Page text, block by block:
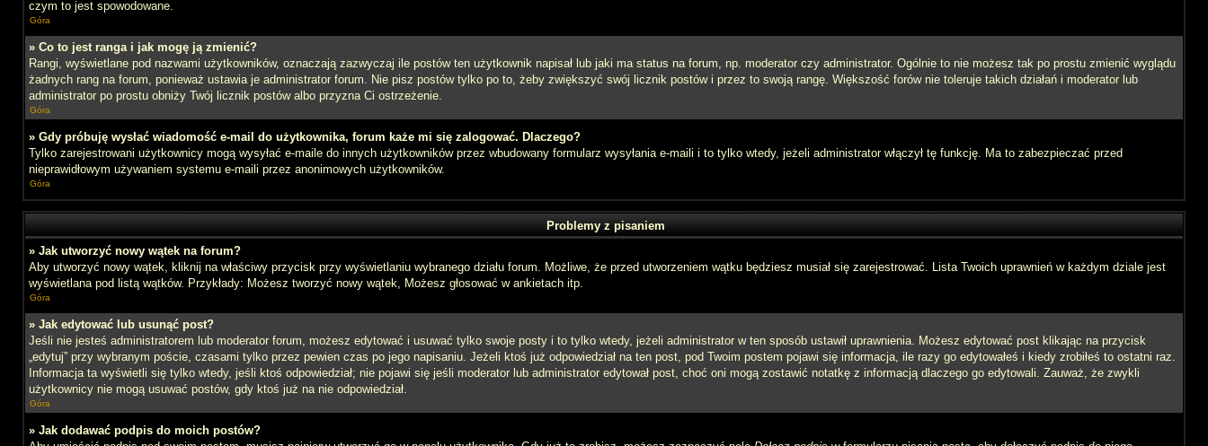
czym to jest spowodowane.
Góra
» Co to jest ranga i jak mogę ją zmienić?
Rangi, wyświetlane pod nazwami użytkowników, oznaczają zazwyczaj ile postów ten użytkownik napisał lub jaki ma status na forum, np. moderator czy administrator. Ogólnie to nie możesz tak po prostu zmienić wyglądu
żadnych rang na forum, ponieważ ustawia je administrator forum. Nie pisz postów tylko po to, żeby zwiększyć swój licznik postów i przez to swoją rangę. Większość forów nie toleruje takich działań i moderator lub
administrator po prostu obniży Twój licznik postów albo przyzna Ci ostrzeżenie.
Góra
» Gdy próbuję wysłać wiadomość e-mail do użytkownika, forum każe mi się zalogować. Dlaczego?
Tylko zarejestrowani użytkownicy mogą wysyłać e-maile do innych użytkowników przez wbudowany formularz wysyłania e-maili i to tylko wtedy, jeżeli administrator włączył tę funkcję. Ma to zabezpieczać przed
nieprawidłowym używaniem systemu e-maili przez anonimowych użytkowników.
Góra
Problemy z pisaniem
» Jak utworzyć nowy wątek na forum?
Aby utworzyć nowy wątek, kliknij na właściwy przycisk przy wyświetlaniu wybranego działu forum. Możliwe, że przed utworzeniem wątku będziesz musiał się zarejestrować. Lista Twoich uprawnień w każdym dziale jest
wyświetlana pod listą wątków. Przykłady: Możesz tworzyć nowy wątek, Możesz głosować w ankietach itp.
Góra
» Jak edytować lub usunąć post?
Jeśli nie jesteś administratorem lub moderator forum, możesz edytować i usuwać tylko swoje posty i to tylko wtedy, jeżeli administrator w ten sposób ustawił uprawnienia. Możesz edytować post klikając na przycisk
„edytuj” przy wybranym poście, czasami tylko przez pewien czas po jego napisaniu. Jeżeli ktoś już odpowiedział na ten post, pod Twoim postem pojawi się informacja, ile razy go edytowałeś i kiedy zrobiłeś to ostatni raz.
Informacja ta wyświetli się tylko wtedy, jeśli ktoś odpowiedział; nie pojawi się jeśli moderator lub administrator edytował post, choć oni mogą zostawić notatkę z informacją dlaczego go edytowali. Zauważ, że zwykli
użytkownicy nie mogą usuwać postów, gdy ktoś już na nie odpowiedział.
Góra
» Jak dodawać podpis do moich postów?